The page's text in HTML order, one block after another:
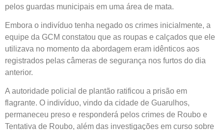
pelos guardas municipais em uma área de mata.
Embora o indivíduo tenha negado os crimes inicialmente, a
equipe da GCM constatou que as roupas e calçados que ele
utilizava no momento da abordagem eram idênticos aos
registrados pelas câmeras de segurança nos furtos do dia
anterior.
A autoridade policial de plantão ratificou a prisão em
flagrante. O indivíduo, vindo da cidade de Guarulhos,
permaneceu preso e responderá pelos crimes de Roubo e
Tentativa de Roubo, além das investigações em curso sobre